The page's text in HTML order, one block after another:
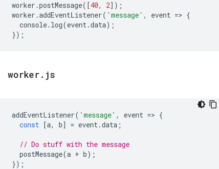
worker .postMessage([40, 2]);
worker .addEventListener( 'message' , event => {
console. log(event.data);
});
worker . js
addEventListener( 'message' , event => {
const [a, b] = event.data ;
// Do stuff with the message
postMessage(a + b);
});